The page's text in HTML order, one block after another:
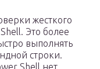
жесткого
Это более
выполнять
строки.
Shell нет